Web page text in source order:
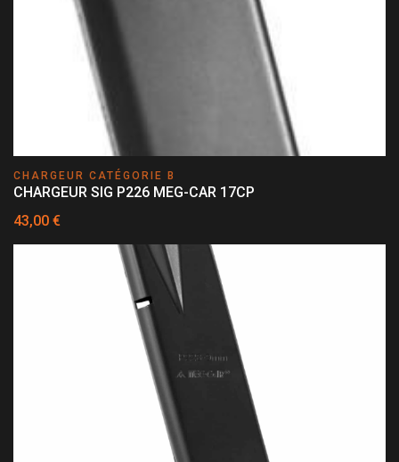
CHARGEUR CATÉGORIE B
CHARGEUR SIG P226 MEG-CAR 17CP
43,00 €